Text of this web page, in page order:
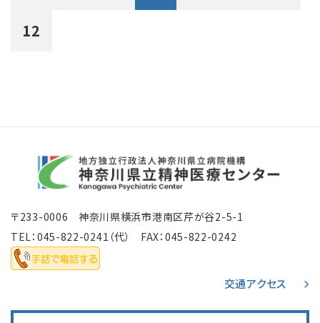
12
〒233-0006 神奈川県横浜市港南区芹が谷2-5-1
TEL： 045-822-0241 （代） FAX：045-822-0242
交通アクセス